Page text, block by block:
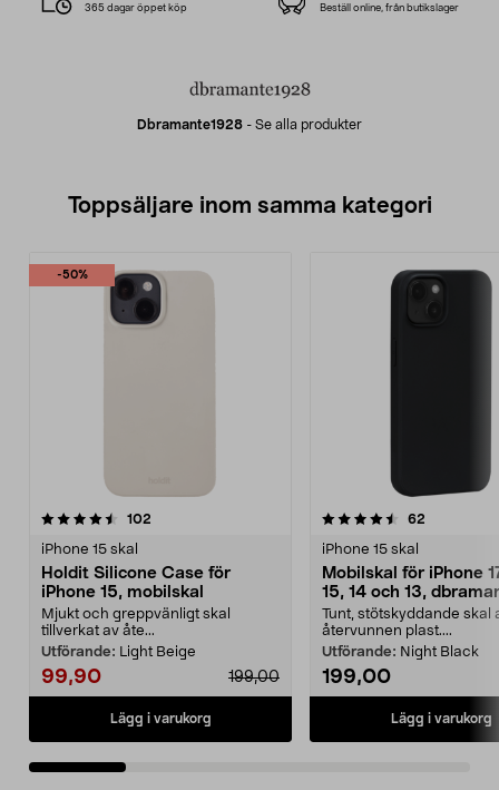
Dbramante1928 - Se alla produkter
365 dagar öppet köp Beställ online, från butikslager
Toppsäljare inom samma kategori
-50%
102
iPhone 15 skal
Holdit Silicone Case för
iPhone 15, mobilskal
Mjukt och greppvänligt skal
tillverkat av åte...
Utförande: Light Beige
99,90 199,00
Lägg i varukorg
4.5 av 5 stjärnor 62
iPhone 15 skal
Mobilskal för iPhone
15, 14 och 13,
Greenland
Tunt, stötskyddande skal
återvunnen plast....
Utförande: Night Black
199,00
Lägg i varukorg
4.5 av 5 stjärnor